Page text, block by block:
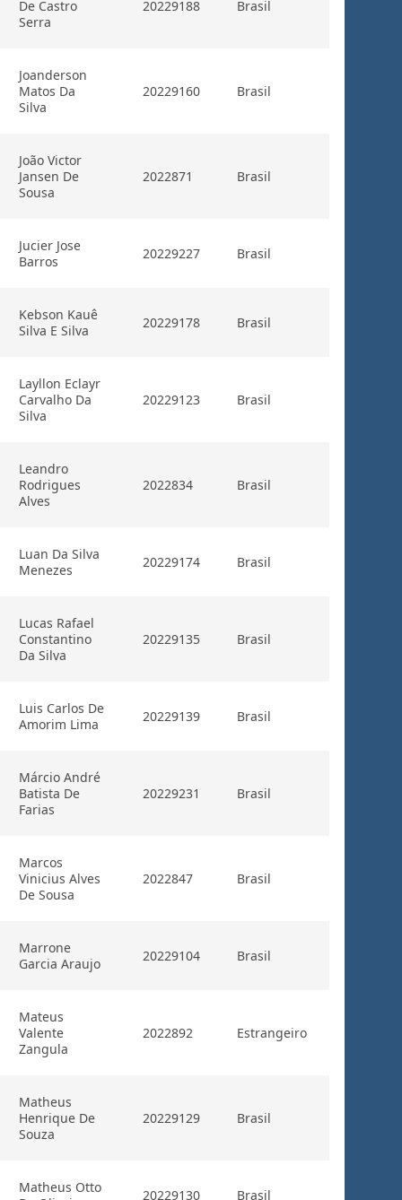
De Castro
Serra
20229188 Brasil
Joanderson
Matos Da
Silva
20229160 Brasil
João Victor
Jansen De
Sousa
2022871 Brasil
Jucier Jose
Barros
20229227 Brasil
Kebson Kauê
Silva E Silva
20229178 Brasil
Layllon Eclayr
Carvalho Da
Silva
20229123 Brasil
Leandro
Rodrigues
Alves
2022834 Brasil
Luan Da Silva
Menezes
20229174 Brasil
Lucas Rafael
Constantino
Da Silva
20229135 Brasil
Luis Carlos De
Amorim Lima
20229139 Brasil
Márcio André
Batista De
Farias
20229231 Brasil
Marcos
Vinicius Alves
De Sousa
2022847 Brasil
Marrone
Garcia Araujo
20229104 Brasil
Mateus
Valente
Zangula
2022892 Estrangeiro
Matheus
Henrique De
Souza
20229129 Brasil
Matheus Otto
20229130 Brasil